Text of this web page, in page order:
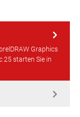
Graphics
25 starten Sie in